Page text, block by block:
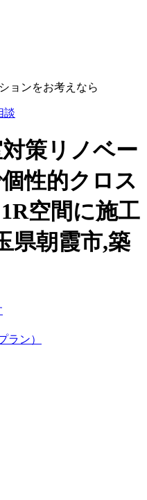
ョンをお考えなら
談
策リノベー
性的クロス
空間に施工
県朝霞市,築
ラン）